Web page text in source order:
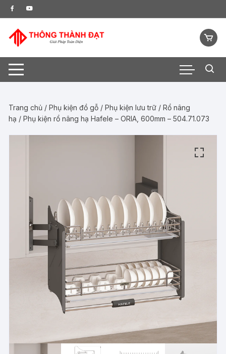
Chuyển
tới
dung
Trang chủ / Phụ kiện đồ gỗ / Phụ kiện lưu trữ / Rổ nâng
hạ / Phụ kiện rổ nâng hạ Hafele – ORIA, 600mm – 504.71.073